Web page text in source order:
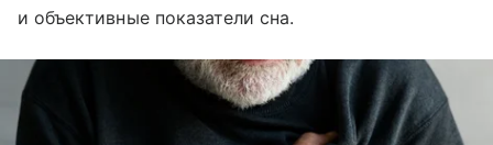
и объективные показатели сна.